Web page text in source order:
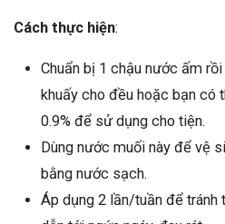
Cách thực hiện:
Chuẩn bị 1 chậu nước ấm
khuấy cho đều hoặc bạn có
0.9% để sử dụng cho tiện.
Dùng nước muối này để vệ
bằng nước sạch.
Áp dụng 2 lần/tuần để tránh